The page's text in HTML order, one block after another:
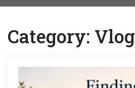
Category: Vlog